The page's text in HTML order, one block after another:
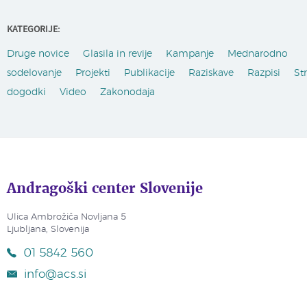
KATEGORIJE:
Druge novice Glasila in revije Kampanje
Mednarodno
sodelovanje
Projekti Publikacije Raziskave Razpisi
dogodki
Video Zakonodaja
Andragoški center Slovenije
Ulica Ambrožiča Novljana 5
Ljubljana, Slovenija
01 5842 560
info@acs.si